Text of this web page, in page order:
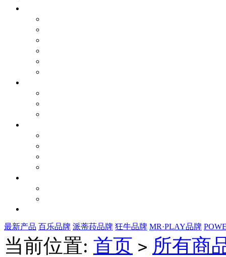
最新产品 百乐品牌 派蒂菈品牌 狂牛品牌 MR·PLAY品牌
当前位置: 首页 > 所有商